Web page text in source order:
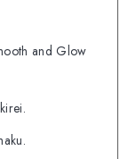
and Glow